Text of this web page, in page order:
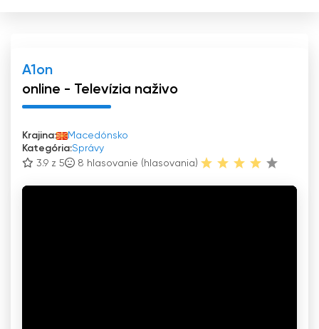
A1on
online - Televízia naživo
Krajina:
Macedónsko
Kategória:Správy
3.9 z 5
8 hlasovanie (hlasovania)